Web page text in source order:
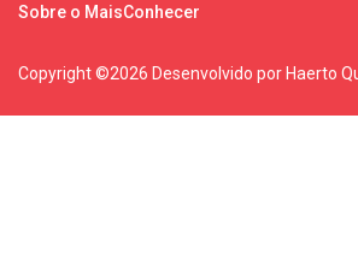
Sobre o MaisConhecer
Copyright ©2026 Desenvolvido por Haerto